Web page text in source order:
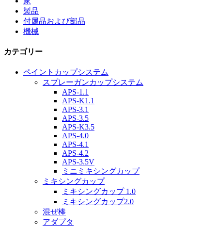
製品
付属品および部品
機械
カテゴリー
ペイントカップシステム
スプレーガンカップシステム
APS-1.1
APS-K1.1
APS-3.1
APS-3.5
APS-K3.5
APS-4.0
APS-4.1
APS-4.2
APS-3.5V
ミニミキシングカップ
ミキシングカップ
ミキシングカップ 1.0
ミキシングカップ2.0
混ぜ棒
アダプタ